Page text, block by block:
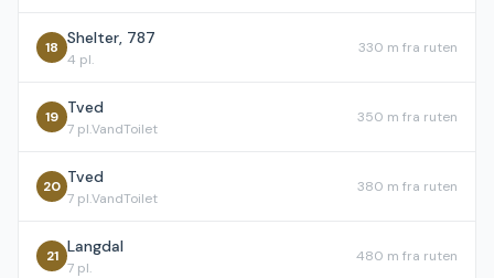
18 Shelter, 787
4 pl.
330 m fra ruten
19 Tved
7 pl.VandToilet
350 m fra ruten
20 Tved
7 pl.VandToilet
380 m fra ruten
21 Langdal
7 pl.
480 m fra ruten